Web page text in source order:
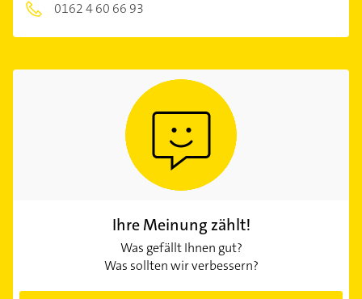
0162 4 60 66 93
Ihre Meinung zählt!
Was gefällt Ihnen gut?
Was sollten wir verbessern?